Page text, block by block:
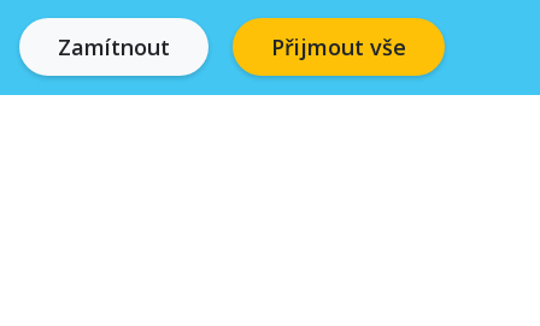
Zamítnout Přijmout vše